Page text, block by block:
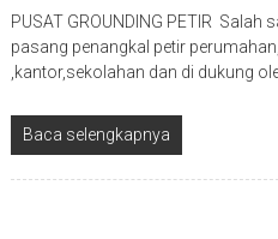
PUSAT GROUNDING PETIR
pasang penangkal petir
,kantor,sekolahan dan di dukung
Baca selengkapnya